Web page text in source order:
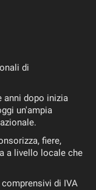
di
anni dopo inizia
un'ampia
fiere,
a livello locale che
di IVA